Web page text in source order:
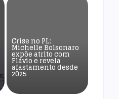
Crise no PL:
Michelle Bolsonaro
expõe atrito com
Flávio e revela
afastamento desde
2025